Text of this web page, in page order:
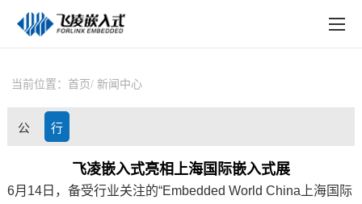
技术与支持
在线购买
当前位置： 首页 新闻中心
公
动
行
资
飞凌嵌入式亮相上海国际嵌入式展
6月14日，备受行业关注的“Embedded World China上海国际